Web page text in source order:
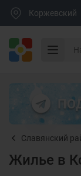
Коржевский
Славянский
Жилье в